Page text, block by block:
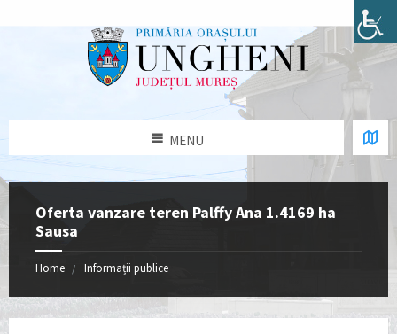
MENU
Oferta vanzare teren Palffy Ana 1.4169 ha
Sausa
Home Informații publice